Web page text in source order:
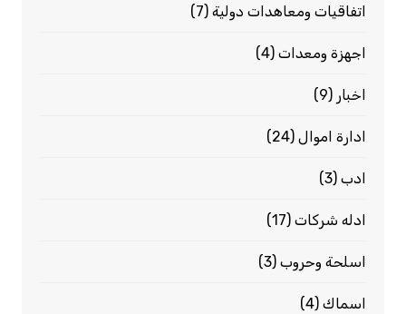
اتفاقيات ومعاهدات دولية(7)
اجهزة ومعدات(4)
اخبار (9)
ادارة اموال(24)
ادب(3)
ادله شركات(17)
اسلحة وحروب(3)
اسماك(4)